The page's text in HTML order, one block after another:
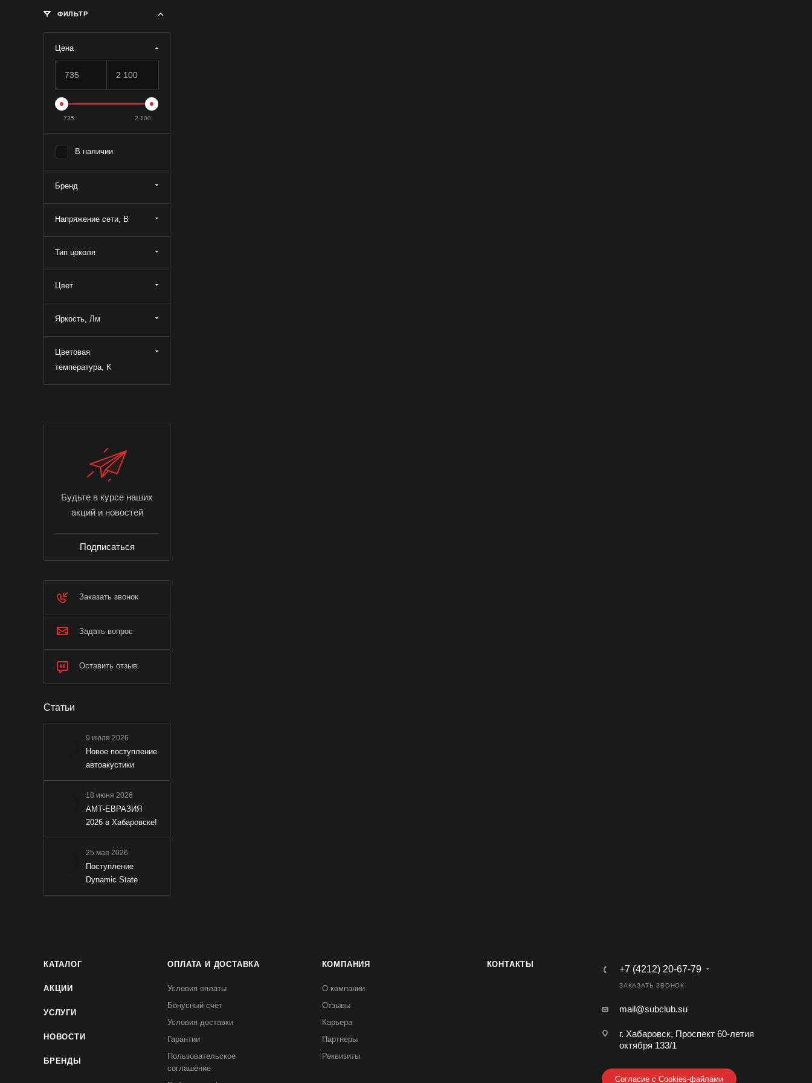
ФИЛЬТР
Цена
735 2 100
В наличии
Бренд
Напряжение сети, В
Тип цоколя
Цвет
Яркость, Лм
Цветовая
температура, K
Будьте в курсе наших
акций и новостей
Подписаться
Заказать звонок
Задать вопрос
Оставить отзыв
Статьи
9 июля 2026
Новое поступление
автоакустики
18 июня 2026
АМТ-ЕВРАЗИЯ
2026 в Хабаровске!
25 мая 2026
Поступление
Dynamic State
КАТАЛОГ
АКЦИИ
УСЛУГИ
НОВОСТИ
БРЕНДЫ
ОПЛАТА И ДОСТАВКА
Условия оплаты
Бонусный счёт
Условия доставки
Гарантии
Пользовательское
соглашение
КОМПАНИЯ
О компании
Отзывы
Карьера
Партнеры
Реквизиты
КОНТАКТЫ +7 (4212) 20-67-79
ЗАКАЗАТЬ ЗВОНОК
mail@subclub.su
г. Хабаровск, Проспект 60-летия
октября 133/1
Согласие с Cookies-файлами